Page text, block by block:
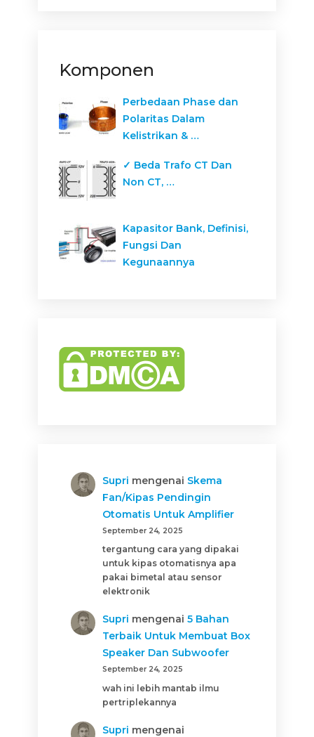
Komponen
Perbedaan Phase dan
Polaritas Dalam
Kelistrikan & …
✓ Beda Trafo CT Dan
Non CT, …
Kapasitor Bank, Definisi,
Fungsi Dan
Kegunaannya
Supri mengenai Skema
Fan/Kipas Pendingin
Otomatis Untuk Amplifier
September 24, 2025
tergantung cara yang dipakai
untuk kipas otomatisnya apa
pakai bimetal atau sensor
elektronik
Supri mengenai5 Bahan
Terbaik Untuk Membuat Box
Speaker Dan Subwoofer
September 24, 2025
wah ini lebih mantab ilmu
pertriplekannya
Supri mengenai